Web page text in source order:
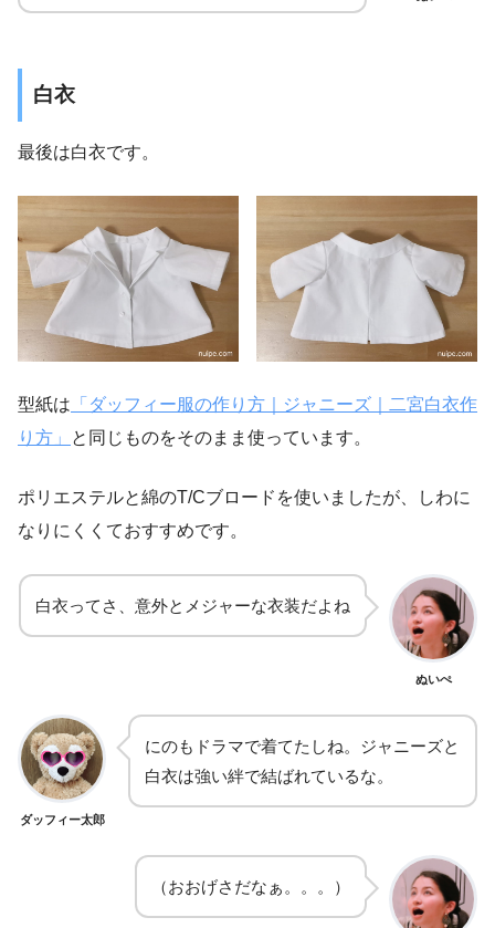
白衣
最後は白衣です。
型紙は 「ダッフィー服の作り方｜ジャニーズ｜二宮白衣作
り方」
と同じものをそのまま使っています。
ポリエステルと綿のT/Cブロードを使いましたが、しわに
なりにくくておすすめです。
白衣ってさ、意外とメジャーな衣装だよね
ぬいぺ
ダッフィー太郎
にのもドラマで着てたしね。ジャニーズと
白衣は強い絆で結ばれているな。
（おおげさだなぁ。。。）